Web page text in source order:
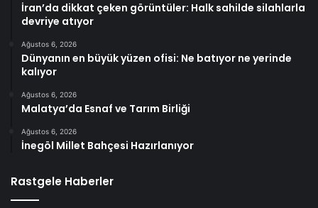
İran’da dikkat çeken görüntüler: Halk sahilde silahlarla
devriye atıyor
Ağustos 6, 2026
Dünyanın en büyük yüzen ofisi: Ne batıyor ne yerinde
kalıyor
Ağustos 6, 2026
Malatya’da Esnaf ve Tarım Birliği
Ağustos 6, 2026
İnegöl Millet Bahçesi Hazırlanıyor
Rastgele Haberler